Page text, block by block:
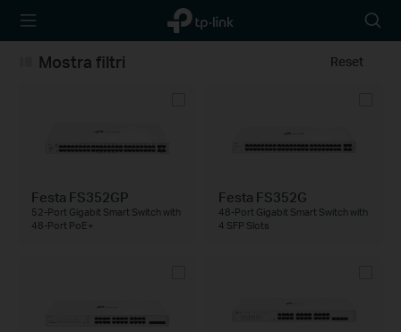
TP-Link,
Reliably
icon
Reset
Mostra filtri
Festa FS352GP
52-Port Gigabit Smart Switch with
48-Port PoE+
Festa FS352G
48-Port Gigabit Smart Switch with
4 SFP Slots